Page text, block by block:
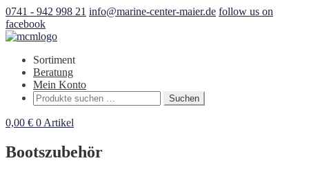
0741 - 942 998 21 info@marine-center-maier.de follow us on
facebook
Sortiment
Beratung
Mein Konto
Suchen
nach:
Suchen
0,00 € 0 Artikel
Bootszubehör